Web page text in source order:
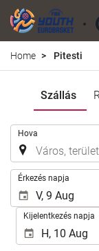
Home Pitesti
Szállás
Hova
Érkezés napja
Kijelentkezés napja